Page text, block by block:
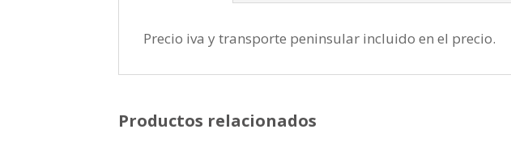
Precio iva y transporte peninsular incluido en el precio.
Productos relacionados